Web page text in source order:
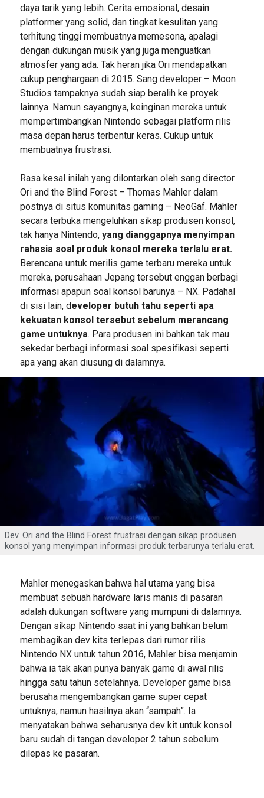
daya tarik yang lebih. Cerita emosional, desain
platformer yang solid, dan tingkat kesulitan yang
terhitung tinggi membuatnya memesona, apalagi
dengan dukungan musik yang juga menguatkan
atmosfer yang ada. Tak heran jika Ori mendapatkan
cukup penghargaan di 2015. Sang developer – Moon
Studios tampaknya sudah siap beralih ke proyek
lainnya. Namun sayangnya, keinginan mereka untuk
mempertimbangkan Nintendo sebagai platform rilis
masa depan harus terbentur keras. Cukup untuk
membuatnya frustrasi.
Rasa kesal inilah yang dilontarkan oleh sang director
Ori and the Blind Forest – Thomas Mahler dalam
postnya di situs komunitas gaming – NeoGaf. Mahler
secara terbuka mengeluhkan sikap produsen konsol,
tak hanya Nintendo, yang dianggapnya menyimpan
rahasia soal produk konsol mereka terlalu erat.
Berencana untuk merilis game terbaru mereka untuk
mereka, perusahaan Jepang tersebut enggan berbagi
informasi apapun soal konsol barunya – NX. Padahal
di sisi lain, developer butuh tahu seperti apa
kekuatan konsol tersebut sebelum merancang
game untuknya. Para produsen ini bahkan tak mau
sekedar berbagi informasi soal spesifikasi seperti
apa yang akan diusung di dalamnya.
Dev. Ori and the Blind Forest frustrasi dengan sikap produsen
konsol yang menyimpan informasi produk terbarunya terlalu erat.
Mahler menegaskan bahwa hal utama yang bisa
membuat sebuah hardware laris manis di pasaran
adalah dukungan software yang mumpuni di dalamnya.
Dengan sikap Nintendo saat ini yang bahkan belum
membagikan dev kits terlepas dari rumor rilis
Nintendo NX untuk tahun 2016, Mahler bisa menjamin
bahwa ia tak akan punya banyak game di awal rilis
hingga satu tahun setelahnya. Developer game bisa
berusaha mengembangkan game super cepat
untuknya, namun hasilnya akan “sampah”. Ia
menyatakan bahwa seharusnya dev kit untuk konsol
baru sudah di tangan developer 2 tahun sebelum
dilepas ke pasaran.